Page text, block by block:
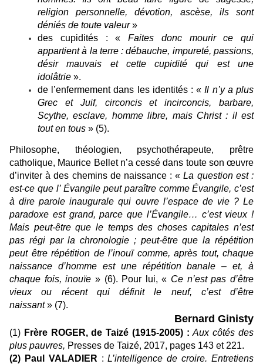
religion personnelle, dévotion, ascèse, ils sont
déniés de toute valeur»
des cupidités : « Faites donc mourir ce qui
appartient à la terre : débauche, impureté, passions,
désir mauvais et cette cupidité qui est une
idolâtrie ».
de l’enfermement dans les identités : «Il n’y a plus
Grec et Juif, circoncis et incirconcis, barbare,
Scythe, esclave, homme libre, mais Christ : il est
tout en tous » (5).
Philosophe, théologien, psychothérapeute, prêtre
catholique, Maurice Bellet n’a cessé dans toute son œuvre
d’inviter à des chemins de naissance : «La question est :
est-ce que l’ Évangile peut paraître commeÉvangile, c’est
à dire parole inaugurale qui ouvre l’espace de vie ? Le
paradoxe est grand, parce que l’Évangile… c’est vieux !
Mais peut-être que le temps des choses capitales n’est
pas régi par la chronologie ; peut-être que la répétition
peut être répétition de l’inouï comme, après tout, chaque
naissance d’homme est une répétition banale – et, à
chaque fois, inouïe » (6). Pour lui, « Ce n’est pas d’être
vieux ou récent qui définit le neuf, c’est d’être
naissant» (7).
Bernard Ginisty
(1) Frère ROGER, de Taizé (1915-2005) : Aux côtés des
plus pauvres, Presses de Taizé, 2017, pages 143 et 221.
(2) Paul VALADIER :L’intelligence de croire. Entretiens